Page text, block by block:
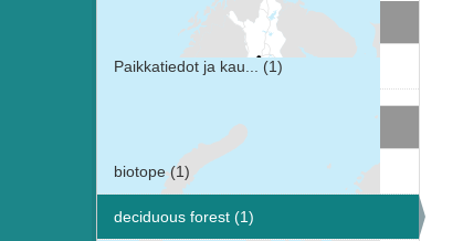
Resurssityypit
Paikkatiedot ja kau... (1)
biotope (1)
deciduous forest (1)